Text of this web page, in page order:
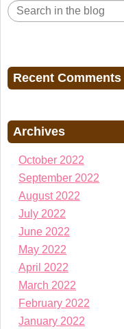
Recent Comments
Archives
October 2022
September 2022
August 2022
July 2022
June 2022
May 2022
April 2022
March 2022
February 2022
January 2022